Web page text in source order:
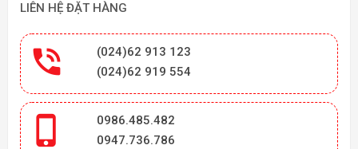
LIÊN HỆ ĐẶT HÀNG

(024)62 913 123
(024)62 919 554

0986.485.482
0947.736.786